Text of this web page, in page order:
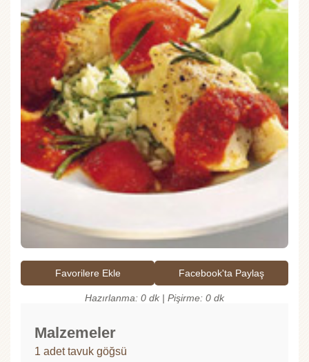
Favorilere Ekle Facebook'ta Paylaş
Hazırlanma: 0 dk | Pişirme: 0 dk
Malzemeler
1 adet tavuk göğsü